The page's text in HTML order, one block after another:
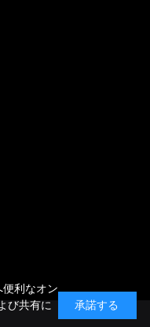
利なオン
び共有に
承諾する